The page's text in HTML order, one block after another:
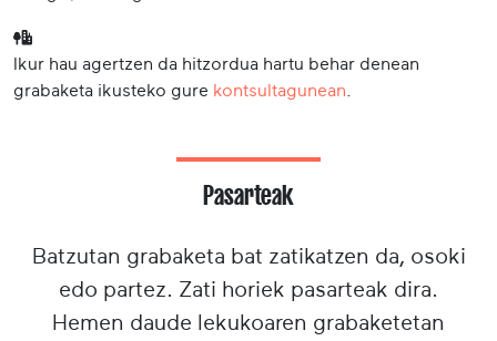
Ikur hau agertzen da hitzordua hartu behar denean
grabaketa ikusteko gure kontsultagunean
Pasarteak
Batzutan grabaketa bat zatikatzen da, osoki
edo partez. Zati horiek pasarteak dira.
Hemen daude lekukoaren grabaketetan